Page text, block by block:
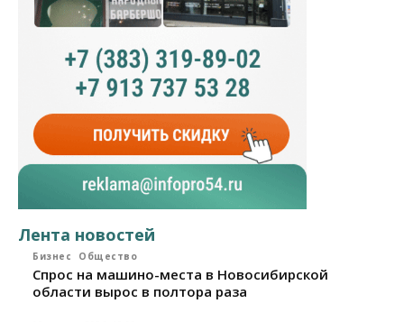
Лента новостей
Бизнес Общество
Спрос на машино-места в Новосибирской
области вырос в полтора раза